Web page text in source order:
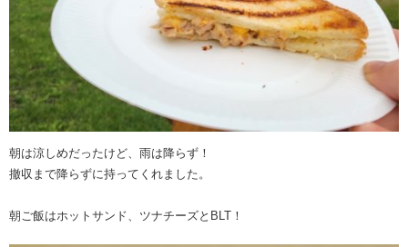
朝は涼しめだったけど、雨は降らず！
撤収まで降らずに持ってくれました。
朝ご飯はホットサンド、ツナチーズとBLT！